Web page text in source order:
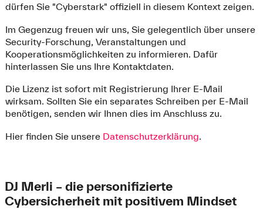
dürfen Sie "Cyberstark" offiziell in diesem Kontext zeigen.
Im Gegenzug freuen wir uns, Sie gelegentlich über unsere
Security-Forschung, Veranstaltungen und
Kooperationsmöglichkeiten zu informieren. Dafür
hinterlassen Sie uns Ihre Kontaktdaten.
Die Lizenz ist sofort mit Registrierung Ihrer E-Mail
wirksam. Sollten Sie ein separates Schreiben per E-Mail
benötigen, senden wir Ihnen dies im Anschluss zu.
Hier finden Sie unsere Datenschutzerklärung.
DJ Merli – die personifizierte
Cybersicherheit mit positivem Mindset